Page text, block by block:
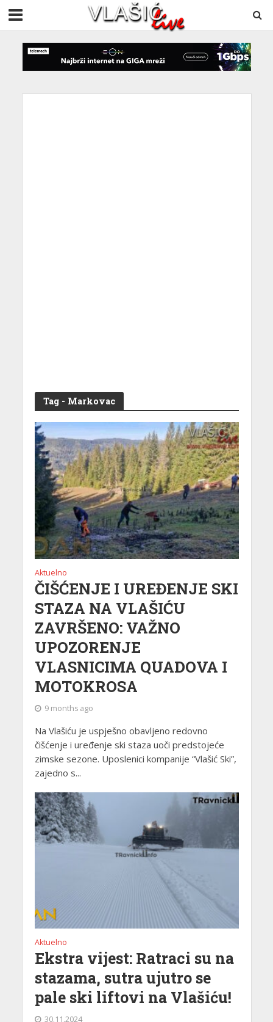
Tag - Markovac
Aktuelno
ČIŠĆENJE I UREĐENJE SKI
STAZA NA VLAŠIĆU
ZAVRŠENO: VAŽNO
UPOZORENJE
VLASNICIMA QUADOVA I
MOTOKROSA
9 months ago
Na Vlašiću je uspješno obavljeno redovno
čišćenje i uređenje ski staza uoči predstojeće
zimske sezone. Uposlenici kompanije “Vlašić Ski”,
zajedno s...
Aktuelno
Ekstra vijest: Ratraci su na
stazama, sutra ujutro se
pale ski liftovi na Vlašiću!
30.11.2024